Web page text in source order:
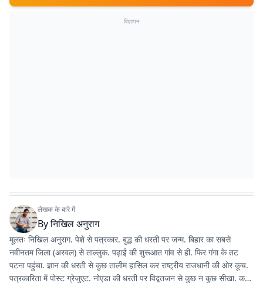
विज्ञापन
लेखक के बारे में
Byनिखिल अनुराग
मूलतः निखिल अनुराग. पेशे से पत्रकार. बुद्ध की धरती पर जन्म. बिहार का सबसे
नवीनतम जिला (अरवल) से ताल्लुक. पढ़ाई की शुरूआत गांव से ही. फिर गंगा के तट
पटना पहुंचा. ज्ञान की धरती से कुछ तालीम हासिल कर राष्ट्रीय राजधानी की ओर कूच.
पत्रकारिता में पोस्ट ग्रेजुएट. नोएडा की धरती पर विद्वतजन से कुछ न कुछ सीखा. करंट